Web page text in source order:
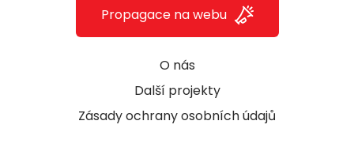
O nás
Další projekty
Zásady ochrany osobních údajů
Propagace na webu